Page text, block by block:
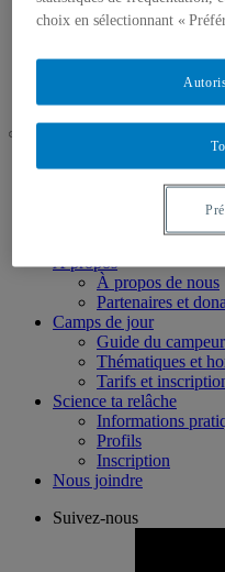
Science ta relâche
Informations
UQAM
Camps scientifiques
À propos
À propos de nous
Partenaires et
Camps de jour
Guide du campeur
Thématiques et
Tarifs et
Science ta relâche
Informations
Profils
Inscription
Nous joindre
Suivez-nous
choix en sélectionnant «